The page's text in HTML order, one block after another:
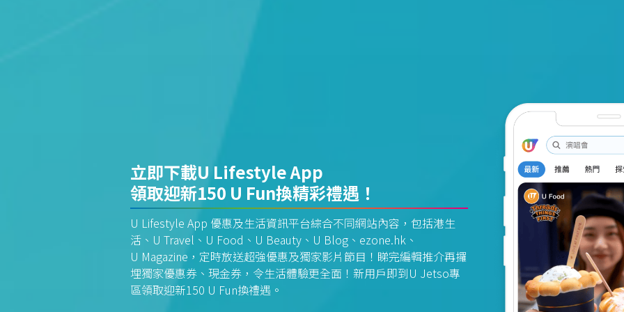
立即下載U Lifestyle App
領取迎新150 U Fun換精彩禮遇！
U Lifestyle App 優惠及生活資訊平台綜合不同網站內容，包括港生
活、U Travel、U Food、U Beauty、U Blog、ezone.hk、
U Magazine，定時放送超強優惠及獨家影片節目！睇完編輯推介再攞
埋獨家優惠券、現金券，令生活體驗更全面！新用戶即到U Jetso專
區領取迎新150 U Fun換禮遇。